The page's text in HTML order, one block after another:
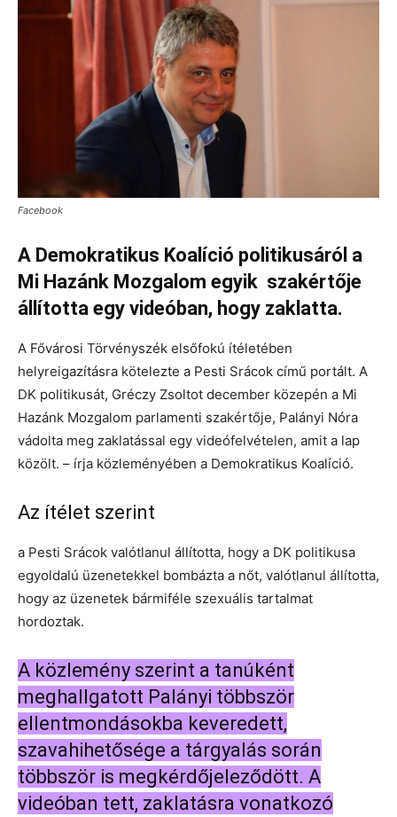
Facebook
A Demokratikus Koalíció politikusáról a
Mi Hazánk Mozgalom egyik szakértője
állította egy videóban, hogy zaklatta.
A Fővárosi Törvényszék elsőfokú ítéletében
helyreigazításra kötelezte a Pesti Srácok című portált. A
DK politikusát, Gréczy Zsoltot december közepén a Mi
Hazánk Mozgalom parlamenti szakértője, Palányi Nóra
vádolta meg zaklatással egy videófelvételen, amit a lap
közölt. – írja közleményében a Demokratikus Koalíció.
Az ítélet szerint
a Pesti Srácok valótlanul állította, hogy a DK politikusa
egyoldalú üzenetekkel bombázta a nőt, valótlanul állította,
hogy az üzenetek bármiféle szexuális tartalmat
hordoztak.
A közlemény szerint a tanúként
meghallgatott Palányi többször
ellentmondásokba keveredett,
szavahihetősége a tárgyalás során
többször is megkérdőjeleződött. A
videóban tett, zaklatásra vonatkozó